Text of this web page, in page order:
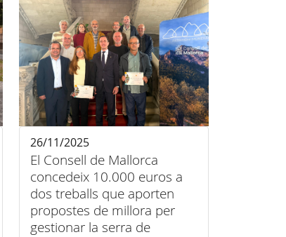
El Consell de Mallorca
concedeix 10.000 euros a
dos treballs que aporten
propostes de millora per
gestionar la serra de
26/11/2025